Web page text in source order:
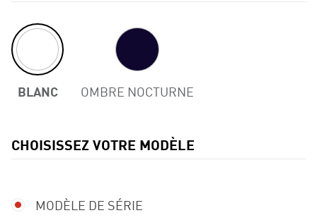
Previous
BLANC OMBRE NOCTURNE
CHOISISSEZ VOTRE MODÈLE
MODÈLE DE SÉRIE